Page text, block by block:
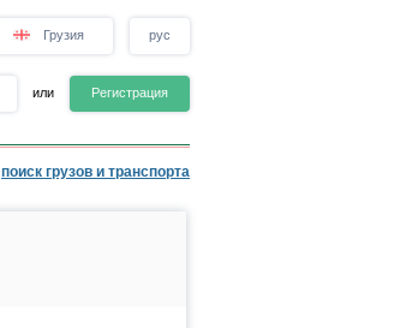
Грузия рус
или Регистрация
поиск грузов и транспорта